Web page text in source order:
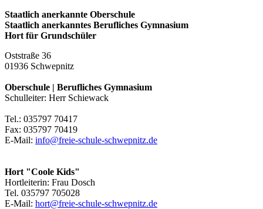
Staatlich anerkannte Oberschule
Staatlich anerkanntes Berufliches Gymnasium
Hort für Grundschüler
Oststraße 36
01936 Schwepnitz
Oberschule | Berufliches Gymnasium
Schulleiter: Herr Schiewack
Tel.: 035797 70417
Fax: 035797 70419
E-Mail: info@freie-schule-schwepnitz.de
Hort "Coole Kids"
Hortleiterin: Frau Dosch
Tel. 035797 705028
E-Mail: hort@freie-schule-schwepnitz.de